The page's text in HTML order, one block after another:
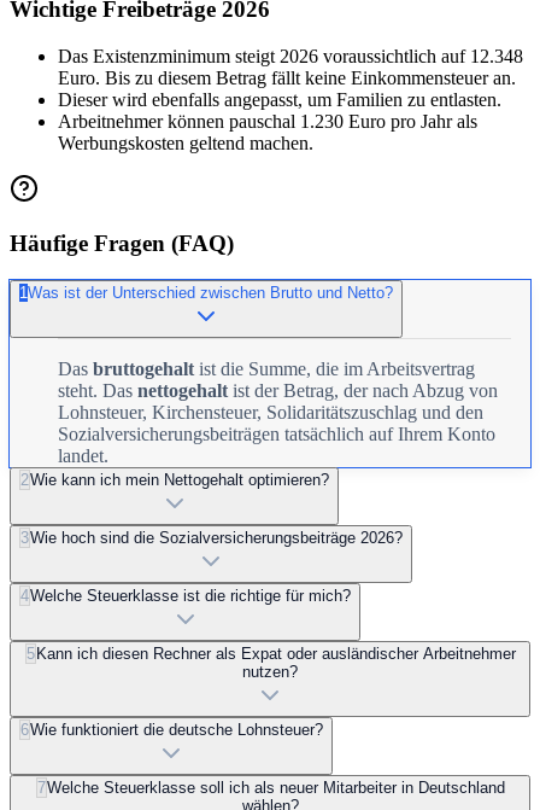
Wichtige Freibeträge 2026
Das Existenzminimum steigt 2026 voraussichtlich auf 12.348
Euro. Bis zu diesem Betrag fällt keine Einkommensteuer an.
Dieser wird ebenfalls angepasst, um Familien zu entlasten.
Arbeitnehmer können pauschal 1.230 Euro pro Jahr als
Werbungskosten geltend machen.
Häufige Fragen (FAQ)
1Was ist der Unterschied zwischen Brutto und Netto?
Das bruttogehalt ist die Summe, die im Arbeitsvertrag
steht. Das nettogehalt ist der Betrag, der nach Abzug von
Lohnsteuer, Kirchensteuer, Solidaritätszuschlag und den
Sozialversicherungsbeiträgen tatsächlich auf Ihrem Konto
landet.
2Wie kann ich mein Nettogehalt optimieren?
3Wie hoch sind die Sozialversicherungsbeiträge 2026?
4Welche Steuerklasse ist die richtige für mich?
5Kann ich diesen Rechner als Expat oder ausländischer Arbeitnehmer
nutzen?
6Wie funktioniert die deutsche Lohnsteuer?
7Welche Steuerklasse soll ich als neuer Mitarbeiter in Deutschland
wählen?